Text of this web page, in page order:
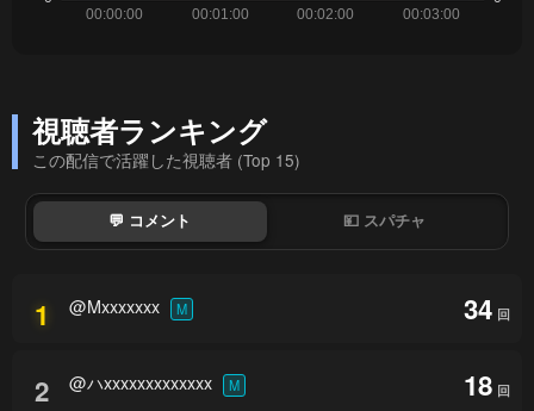
視聴者ランキング
この配信で活躍した視聴者 (Top 15)
💬 コメント 💴 スパチャ
1 @Mxxxxxxx M 34 回
2 @ハxxxxxxxxxxxxx M 18 回